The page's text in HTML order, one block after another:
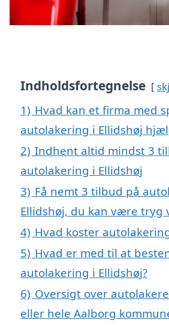
Indholdsfortegnelse
1) Hvad kan et firma med
autolakering i Ellidshøj
2) Indhent altid mindst 3
autolakering i Ellidshøj
3) Få nemt 3 tilbud på
Ellidshøj, du kan være tryg
4) Hvad koster
5) Hvad er med til at
autolakering i Ellidshøj?
6) Oversigt over
eller hele Aalborg